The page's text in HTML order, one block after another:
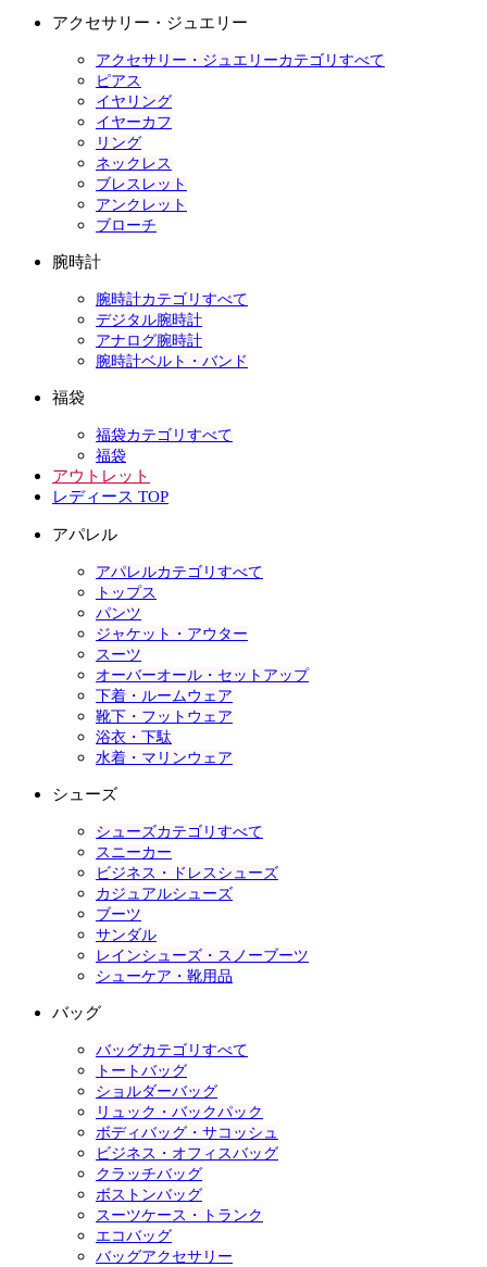
アクセサリー・ジュエリー
アクセサリー・ジュエリーカテゴリすべて
ピアス
イヤリング
イヤーカフ
リング
ネックレス
ブレスレット
アンクレット
ブローチ
腕時計
腕時計カテゴリすべて
デジタル腕時計
アナログ腕時計
腕時計ベルト・バンド
福袋
福袋カテゴリすべて
福袋
アウトレット
レディース TOP
アパレル
アパレルカテゴリすべて
トップス
パンツ
ジャケット・アウター
スーツ
オーバーオール・セットアップ
下着・ルームウェア
靴下・フットウェア
浴衣・下駄
水着・マリンウェア
シューズ
シューズカテゴリすべて
スニーカー
ビジネス・ドレスシューズ
カジュアルシューズ
ブーツ
サンダル
レインシューズ・スノーブーツ
シューケア・靴用品
バッグ
バッグカテゴリすべて
トートバッグ
ショルダーバッグ
リュック・バックパック
ボディバッグ・サコッシュ
ビジネス・オフィスバッグ
クラッチバッグ
ボストンバッグ
スーツケース・トランク
エコバッグ
バッグアクセサリー